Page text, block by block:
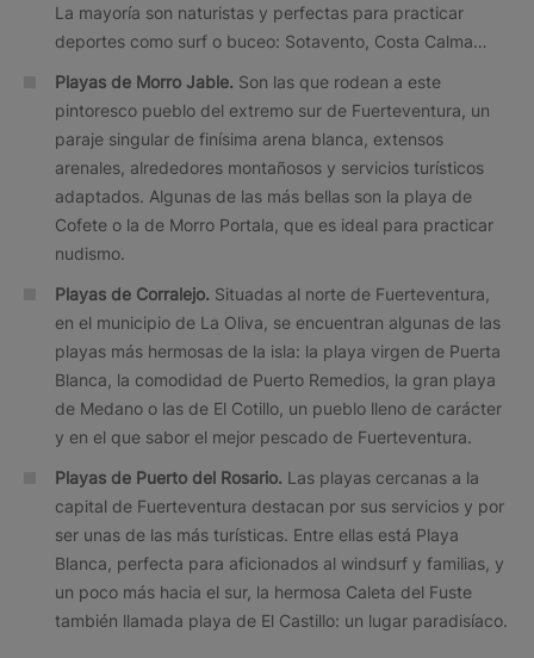
La mayoría son naturistas y perfectas para practicar
deportes como surf o buceo: Sotavento, Costa Calma…
Playas de Morro Jable. Son las que rodean a este
pintoresco pueblo del extremo sur de Fuerteventura, un
paraje singular de finísima arena blanca, extensos
arenales, alrededores montañosos y servicios turísticos
adaptados. Algunas de las más bellas son la playa de
Cofete o la de Morro Portala, que es ideal para practicar
nudismo.
Playas de Corralejo. Situadas al norte de Fuerteventura,
en el municipio de La Oliva, se encuentran algunas de las
playas más hermosas de la isla: la playa virgen de Puerta
Blanca, la comodidad de Puerto Remedios, la gran playa
de Medano o las de El Cotillo, un pueblo lleno de carácter
y en el que sabor el mejor pescado de Fuerteventura.
Playas de Puerto del Rosario. Las playas cercanas a la
capital de Fuerteventura destacan por sus servicios y por
ser unas de las más turísticas. Entre ellas está Playa
Blanca, perfecta para aficionados al windsurf y familias, y
un poco más hacia el sur, la hermosa Caleta del Fuste
también llamada playa de El Castillo: un lugar paradisíaco.